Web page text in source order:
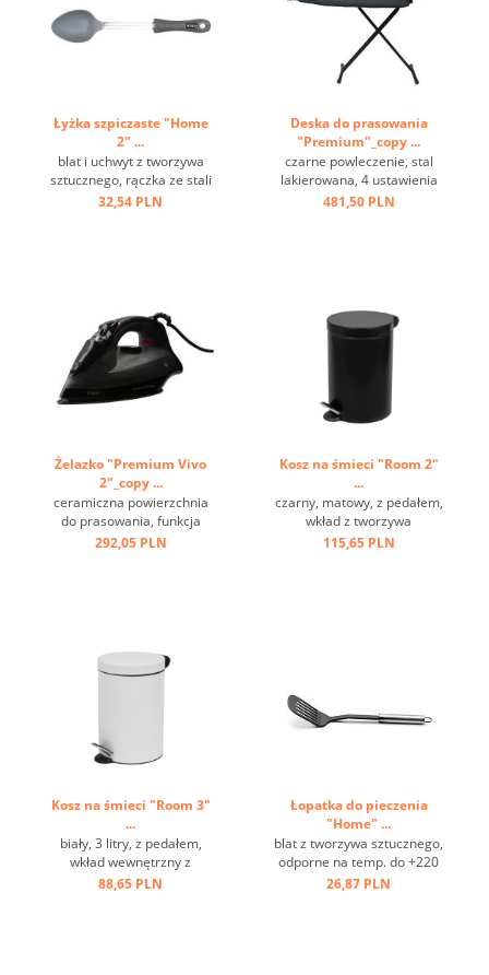
Łyżka szpiczaste "Home
2" ...
blat i uchwyt z tworzywa
sztucznego, rączka ze stali
nierdzewnej, oczko do
32,54 PLN
Deska do prasowania
"Premium"_copy ...
czarne powleczenie, stal
lakierowana, 4 ustawienia
wysokości, haczyk do
481,50 PLN
Żelazko "Premium Vivo
2"_copy ...
ceramiczna powierzchnia
do prasowania, funkcja
sprzyskiwania i pary,
292,05 PLN
Kosz na śmieci "Room 2"
...
czarny, matowy, z pedałem,
wkład z tworzywa
sztucznego, ring na spodzie
115,65 PLN
Kosz na śmieci "Room 3"
...
biały, 3 litry, z pedałem,
wkład wewnętrzny z
tworzywa sztucznego ...
88,65 PLN
Łopatka do pieczenia
"Home" ...
blat z tworzywa sztucznego,
odporne na temp. do +220
st.C, stal nierdzewna, oczko
26,87 PLN